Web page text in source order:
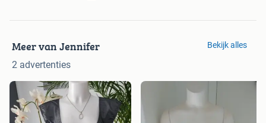
Meer van Jennifer
2 advertenties
Bekijk alles